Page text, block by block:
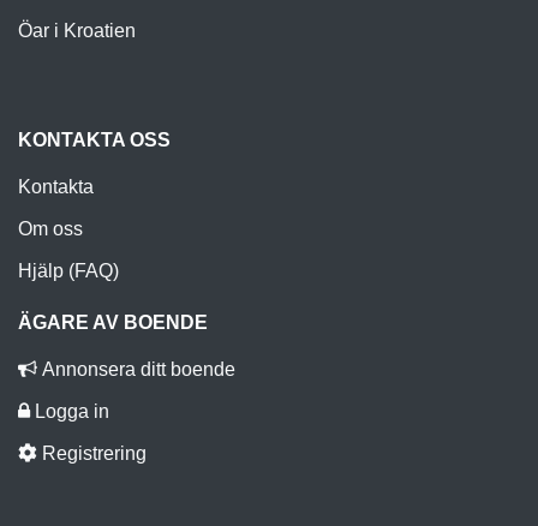
Öar i Kroatien
KONTAKTA OSS
Kontakta
Om oss
Hjälp (FAQ)
ÄGARE AV BOENDE
Annonsera ditt boende
Logga in
Registrering